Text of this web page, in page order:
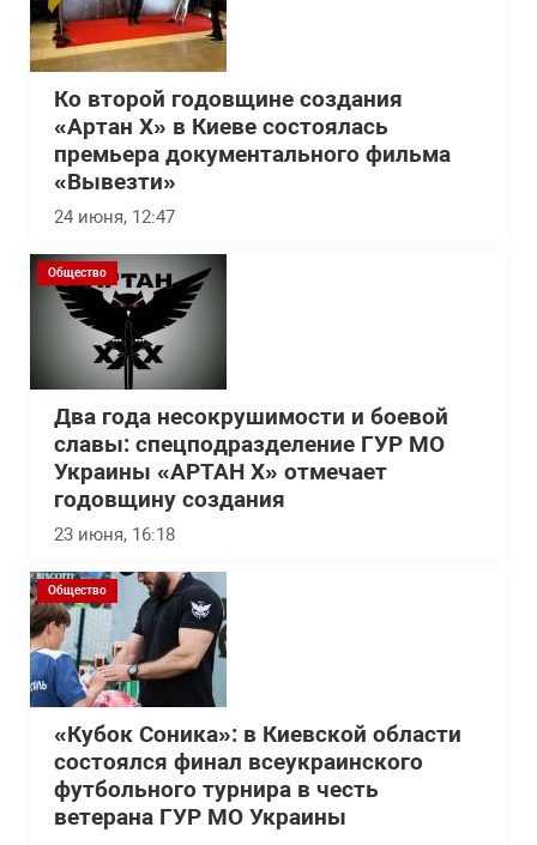
Ко второй годовщине создания
«Артан Х» в Киеве состоялась
премьера документального фильма
«Вывезти»
24 июня, 12:47
Общество
Два года несокрушимости и боевой
славы: спецподразделение ГУР МО
Украины «АРТАН Х» отмечает
годовщину создания
23 июня, 16:18
Общество
«Кубок Соника»: в Киевской области
состоялся финал всеукраинского
футбольного турнира в честь
ветерана ГУР МО Украины